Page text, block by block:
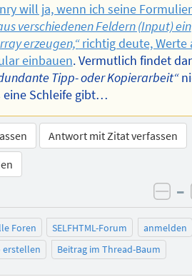
will ja, wenn ich seine
verschiedenen Feldern (Input) ein
erzeugen,“richtig deute, Werte
einbauen. Vermutlich findet
Tipp- oder Kopierarbeit“
eine Schleife gibt…
Antwort mit Zitat verfassen
–
Foren SELFHTML-Forum
anmelden
erstellen
Beitrag im Thread-Baum